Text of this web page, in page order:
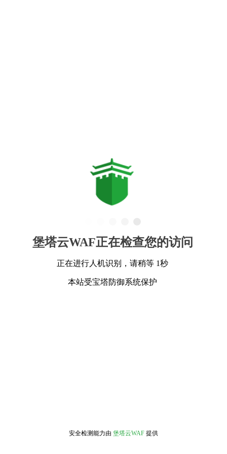
堡塔云WAF正在检查您的访问
正在进行人机识别，请稍等 1秒
本站受宝塔防御系统保护
安全检测能力由 堡塔云WAF 提供